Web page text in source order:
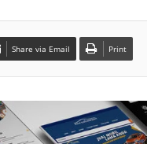
Share via Email Print